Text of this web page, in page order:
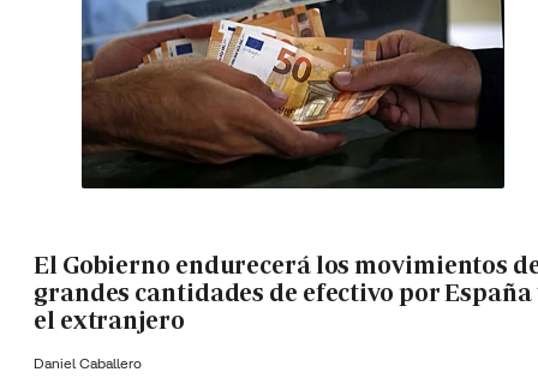
El Gobierno endurecerá los movimientos
grandes cantidades de efectivo por España
el extranjero
Daniel Caballero